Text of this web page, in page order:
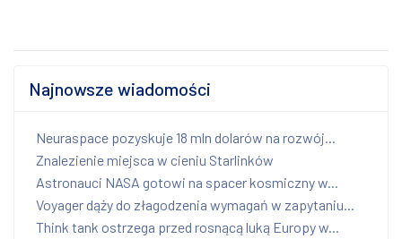
Najnowsze wiadomości
Neuraspace pozyskuje 18 mln dolarów na rozwój...
Znalezienie miejsca w cieniu Starlinków
Astronauci NASA gotowi na spacer kosmiczny w...
Voyager dąży do złagodzenia wymagań w zapytaniu...
Think tank ostrzega przed rosnącą luką Europy w...